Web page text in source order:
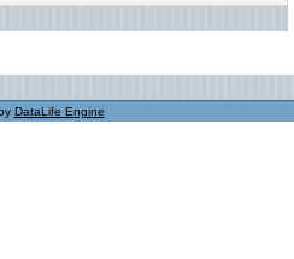
DataLife Engine